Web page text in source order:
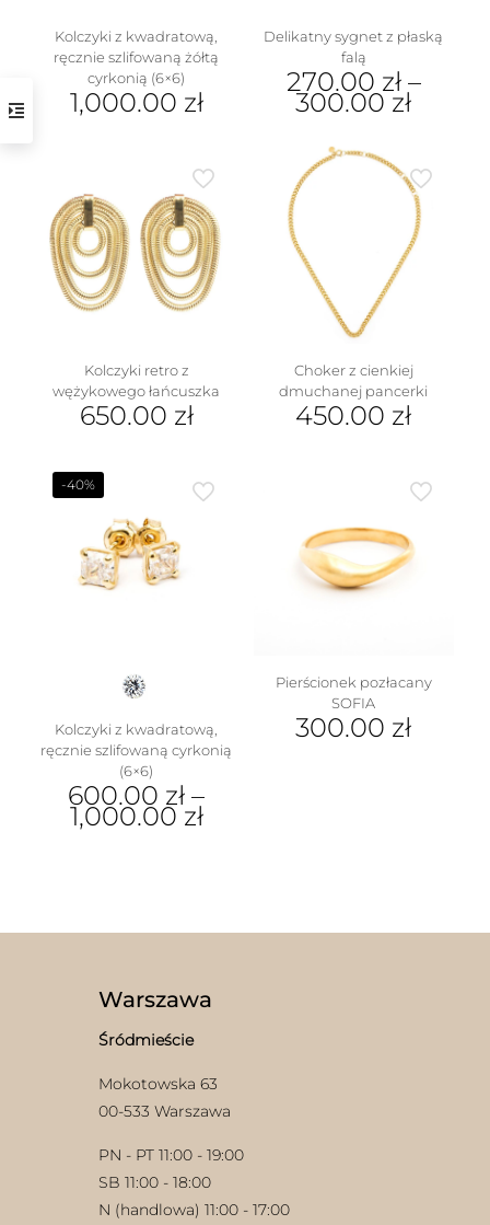
Kolczyki z kwadratową,
ręcznie szlifowaną żółtą
cyrkonią (6×6)
1,000.00 zł
Delikatny sygnet z płaską
falą
270.00 zł–
300.00 zł
produkt
wariantów.
można
wybrać
stronie
produktu
Kolczyki retro z
wężykowego łańcuszka
650.00 zł
Choker z cienkiej
dmuchanej pancerki
450.00 zł
-40%
Kolczyki z kwadratową,
ręcznie szlifowaną cyrkonią
(6×6)
600.00 zł –
1,000.00 zł
na
stronie
produktu
Pierścionek pozłacany
SOFIA
300.00 zł
Warszawa
Śródmieście
Mokotowska 63
00-533 Warszawa
PN - PT 11:00 - 19:00
SB 11:00 - 18:00
N (handlowa) 11:00 - 17:00